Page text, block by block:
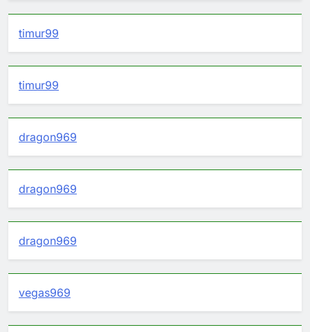
timur99
timur99
dragon969
dragon969
dragon969
vegas969